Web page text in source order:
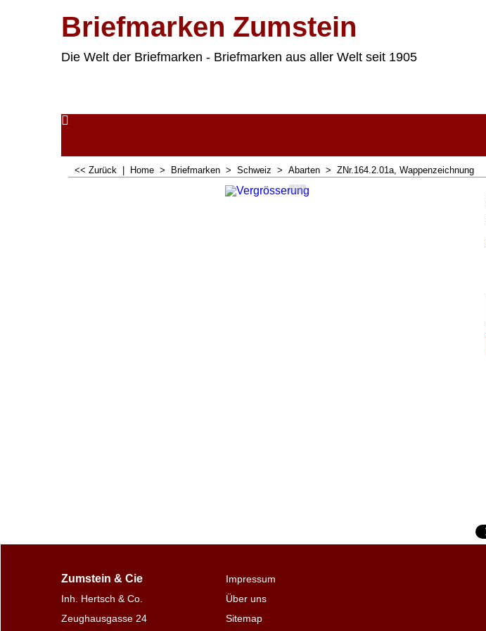
Briefmarken Zumstein
Die Welt der Briefmarken - Briefmarken aus aller Welt seit 1905
<< Zurück Home > Briefmarken > Schweiz > Abarten > ZNr.164.2.01a, Wappenzeichnung
Zumstein & Cie
Inh. Hertsch & Co.
Zeughausgasse 24
Impressum
Über uns
Sitemap